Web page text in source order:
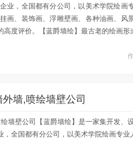
业，全国都有分公司，以美术学院绘画
画、装饰画、浮雕壁画、各种油画、风
度评价。【蓝爵墙绘】最古老的绘画形
墙,喷绘墙壁公司
墙壁公司【蓝爵墙绘】是一家集开发、
，全国都有分公司，以美术学院绘画专